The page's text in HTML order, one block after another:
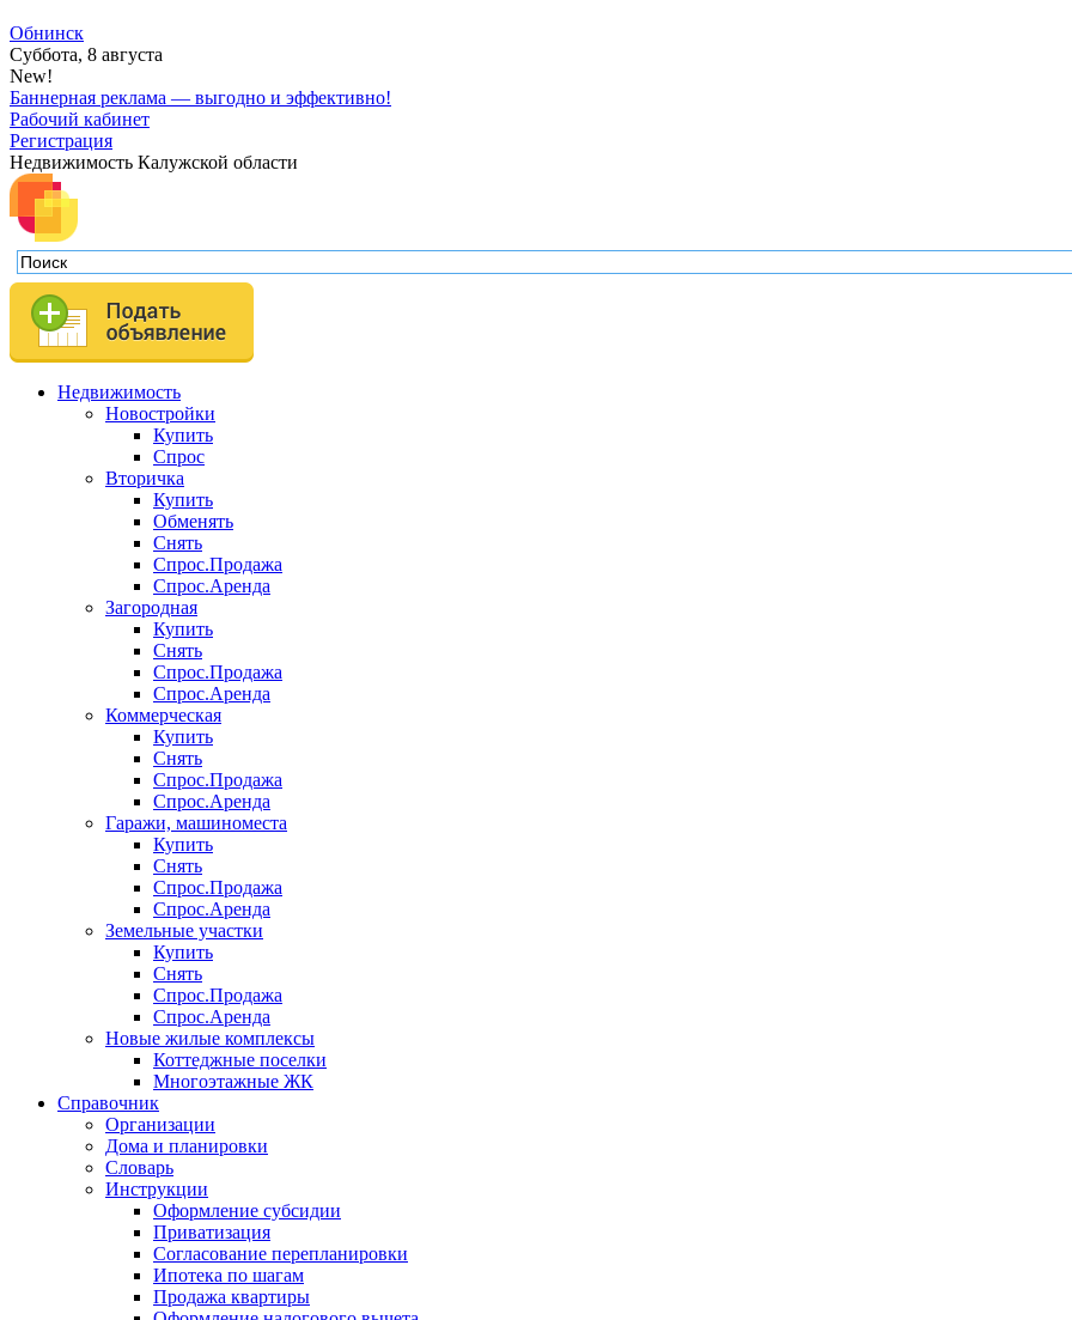
Обнинск
Суббота, 8 августа
New!
Баннерная реклама — выгодно и эффективно!
Рабочий кабинет
Регистрация
Недвижимость Калужской области
Недвижимость
Новостройки
Купить
Спрос
Вторичка
Купить
Обменять
Снять
Спрос.Продажа
Спрос.Аренда
Загородная
Купить
Снять
Спрос.Продажа
Спрос.Аренда
Коммерческая
Купить
Снять
Спрос.Продажа
Спрос.Аренда
Гаражи, машиноместа
Купить
Снять
Спрос.Продажа
Спрос.Аренда
Земельные участки
Купить
Снять
Спрос.Продажа
Спрос.Аренда
Новые жилые комплексы
Коттеджные поселки
Многоэтажные ЖК
Справочник
Организации
Дома и планировки
Словарь
Инструкции
Оформление субсидии
Приватизация
Согласование перепланировки
Ипотека по шагам
Продажа квартиры